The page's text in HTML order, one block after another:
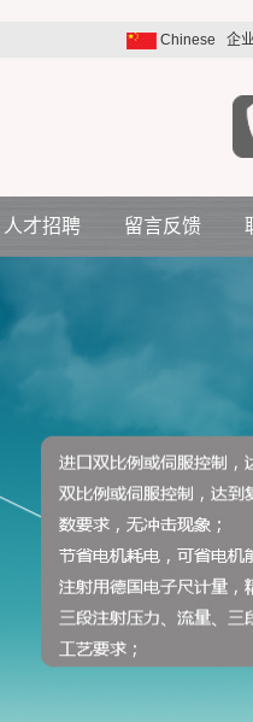
Chinese 企
人才招聘 留言反馈